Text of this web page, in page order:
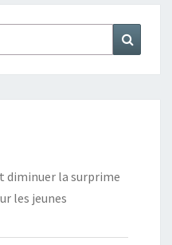
diminuer la surprime
les jeunes